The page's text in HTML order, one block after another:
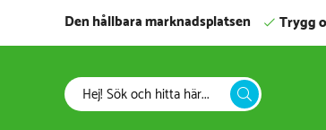
Den hållbara marknadsplatsen Trygg